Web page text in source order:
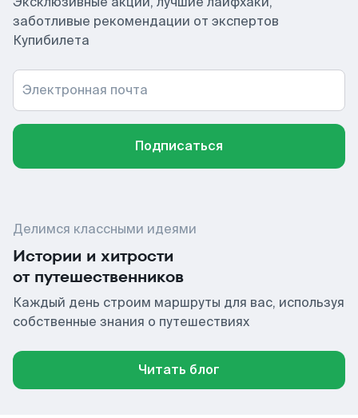
заботливые рекомендации от экспертов
Купибилета
Электронная почта
Подписаться
Делимся классными идеями
Истории и хитрости
от путешественников
Каждый день строим маршруты для вас, используя
собственные знания о путешествиях
Читать блог